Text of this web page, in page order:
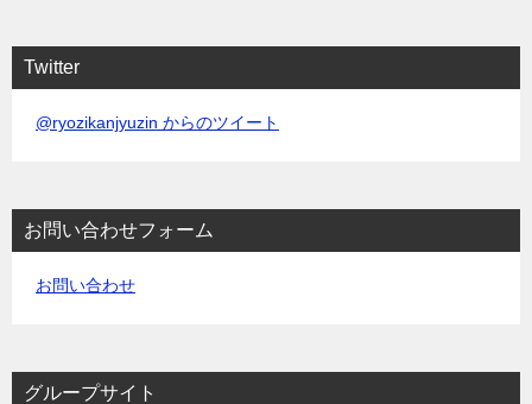
Twitter
@ryozikanjyuzin からのツイート
お問い合わせフォーム
お問い合わせ
グループサイト